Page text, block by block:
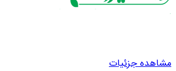
مشاهده جزئیات